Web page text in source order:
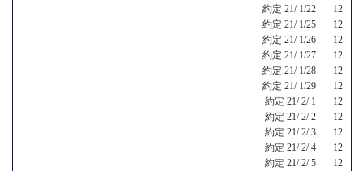
約定 21/ 1/22 12
約定 21/ 1/25 12
約定 21/ 1/26 12
約定 21/ 1/27 12
約定 21/ 1/28 12
約定 21/ 1/29 12
約定 21/ 2/ 1 12
約定 21/ 2/ 2 12
約定 21/ 2/ 3 12
約定 21/ 2/ 4 12
約定 21/ 2/ 5 12